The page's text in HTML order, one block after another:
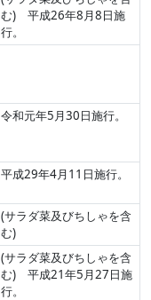
む) 平成26年8月8日施
行。
令和元年5月30日施行。
平成29年4月11日施行。
(サラダ菜及びちしゃを含
む)
(サラダ菜及びちしゃを含
む) 平成21年5月27日施
行。